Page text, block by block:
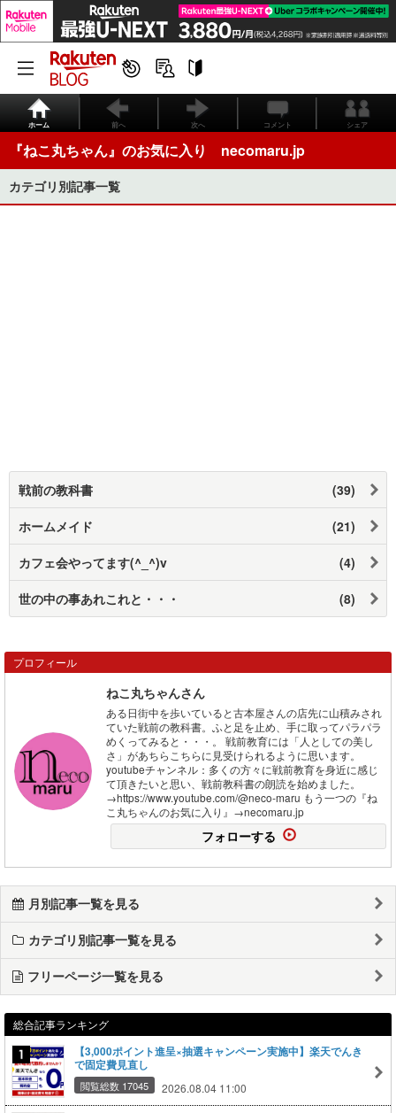
ホーム 前へ 次へ コメント シェア
『ねこ丸ちゃん』のお気に入り necomaru.jp
カテゴリ別記事一覧
戦前の教科書 (39)
ホームメイド (21)
カフェ会やってます(^_^)v (4)
世の中の事あれこれと・・・ (8)
プロフィール
ねこ丸ちゃんさん
ある日街中を歩いていると古本屋さんの店先に山積みされ
ていた戦前の教科書。ふと足を止め、手に取ってパラパラ
めくってみると・・・。 戦前教育には「人としての美し
さ」があちらこちらに見受けられるように思います。
youtubeチャンネル：多くの方々に戦前教育を身近に感じ
て頂きたいと思い、戦前教科書の朗読を始めました。
→https://www.youtube.com/@neco-maru もう一つの『ね
こ丸ちゃんのお気に入り』→necomaru.jp
フォローする
月別記事一覧を見る
カテゴリ別記事一覧を見る
フリーページ一覧を見る
総合記事ランキング
【3,000ポイント進呈×抽選キャンペーン実施中】楽天でんき
で固定費見直し
閲覧総数 17045 2026.08.04 11:00